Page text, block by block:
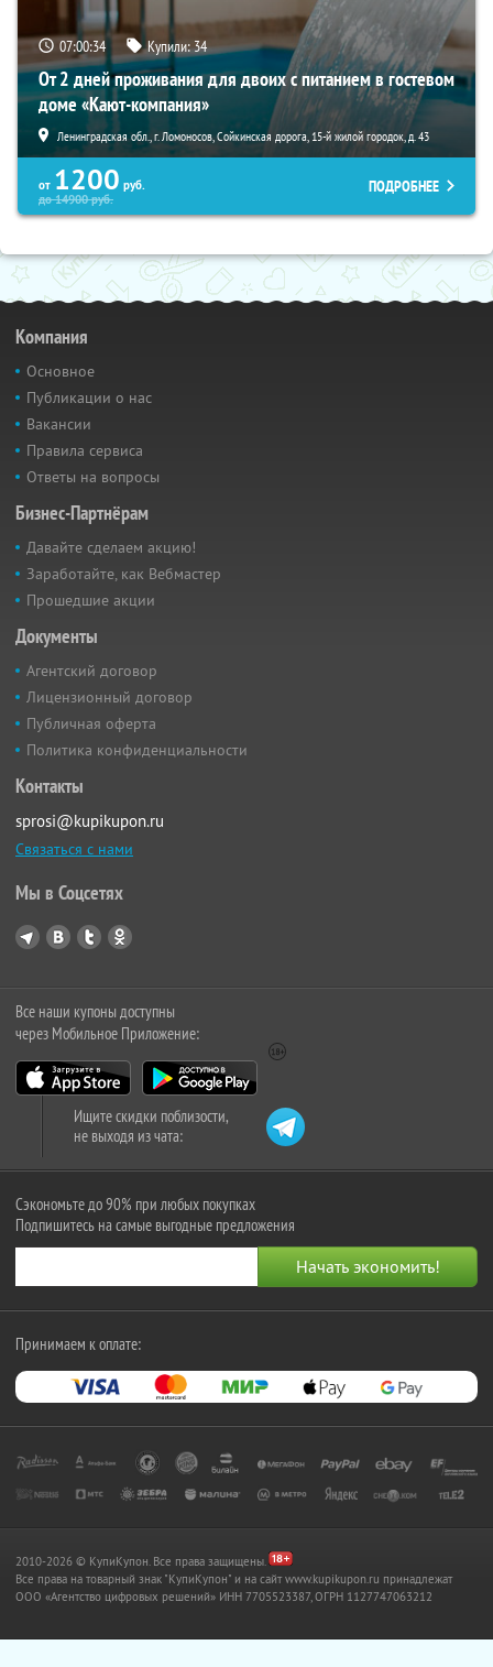
07:00:33 Купили:34
От 2 дней проживания для двоих с питанием в гостевом
доме «Кают-компания»
Ленинградская обл., г. Ломоносов, Сойкинская дорога, 15-й жилой городок, д. 43
от 1200 руб.
до14900руб.
ПОДРОБНЕЕ
Компания
Основное
Публикации о нас
Вакансии
Правила сервиса
Ответы на вопросы
Бизнес-Партнёрам
Давайте сделаем акцию!
Заработайте, как Вебмастер
Прошедшие акции
Документы
Агентский договор
Лицензионный договор
Публичная оферта
Политика конфиденциальности
Контакты
sprosi@kupikupon.ru
Связаться с нами
Мы в Соцсетях
Все наши купоны доступны
через Мобильное Приложение:
Ищите скидки поблизости,
не выходя из чата:
Сэкономьте до 90% при любых покупках
Подпишитесь на самые выгодные предложения
Принимаем к оплате:
2010-2026 © КупиКупон. Все права защищены.
Все права на товарный знак "КупиКупон" и на сайт www.kupikupon.ru принадлежат
OOO «Агентство цифровых решений» ИНН 7705523387, ОГРН 1127747063212